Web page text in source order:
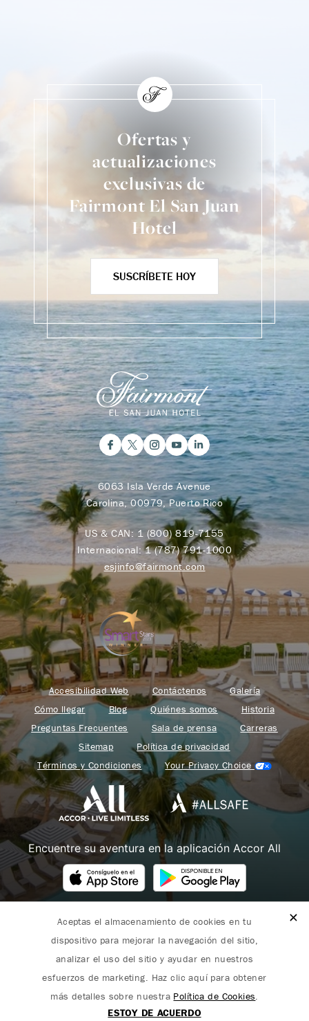
Ofertas y
actualizaciones
exclusivas de
Fairmont El San Juan
Hotel
SUSCRÍBETE HOY
6063 Isla Verde Avenue
Carolina, 00979, Puerto Rico
US & CAN: 1 (800) 819-7155
Internacional:1 (787) 791-1000
esjinfo@fairmont.com
Accesibilidad Web Contáctenos
Galería
Cómo llegar
Blog Quiénes somos
Historia
Preguntas Frecuentes
Sala de prensa
Carreras
Sitemap
Política de privacidad
Términos y Condiciones
Your Privacy Choice
Encuentre su aventura en la aplicación Accor All
Fairmont forma parte de Accor.
Copyright 2026. Todos los derechos reservados.
Aceptas el almacenamiento de cookies en tu
dispositivo para mejorar la navegación del sitio,
analizar el uso del sitio y ayudar en nuestros
esfuerzos de marketing. Haz clic aquí para obtener
más detalles sobre nuestra Política de Cookies.
ESTOY DE ACUERDO